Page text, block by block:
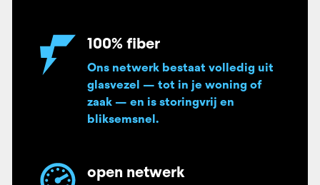
100% fiber
Ons netwerk bestaat volledig uit
glasvezel — tot in je woning of
zaak — en is storingvrij en
bliksemsnel.
open netwerk